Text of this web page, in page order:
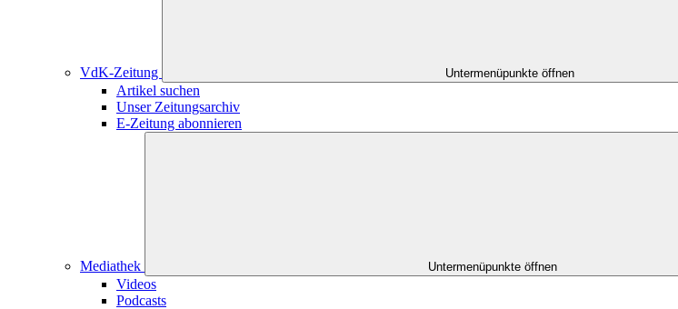
VdK-Zeitung Untermenüpunkte öffnen
Artikel suchen
Unser Zeitungsarchiv
E-Zeitung abonnieren
Mediathek Untermenüpunkte öffnen
Videos
Podcasts